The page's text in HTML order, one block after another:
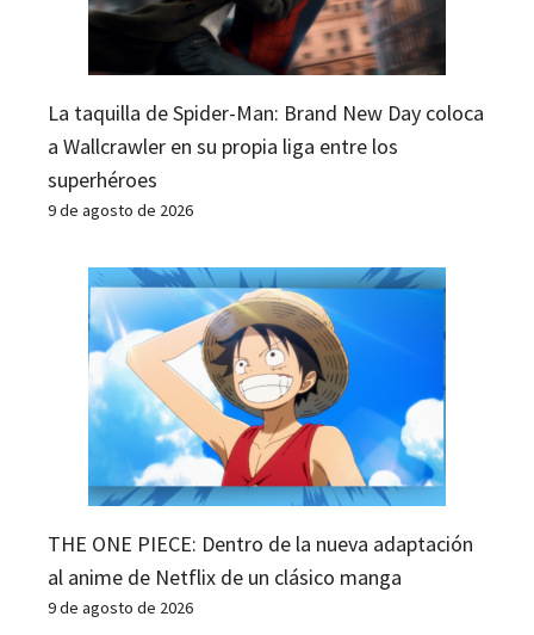
La taquilla de Spider-Man: Brand New Day coloca
a Wallcrawler en su propia liga entre los
superhéroes
9 de agosto de 2026
THE ONE PIECE: Dentro de la nueva adaptación
al anime de Netflix de un clásico manga
9 de agosto de 2026